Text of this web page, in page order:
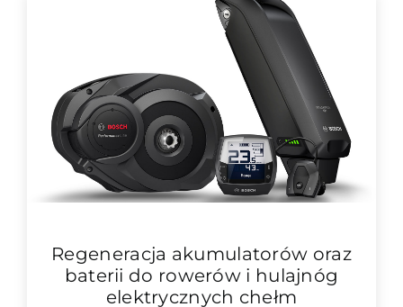
Regeneracja akumulatorów oraz
baterii do rowerów i hulajnóg
elektrycznych chełm